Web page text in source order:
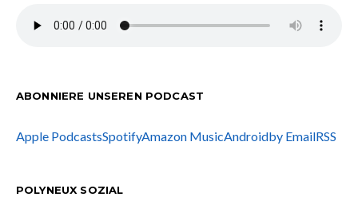
ABONNIERE UNSEREN PODCAST
Apple PodcastsSpotifyAmazon MusicAndroidby EmailRSS
POLYNEUX SOZIAL